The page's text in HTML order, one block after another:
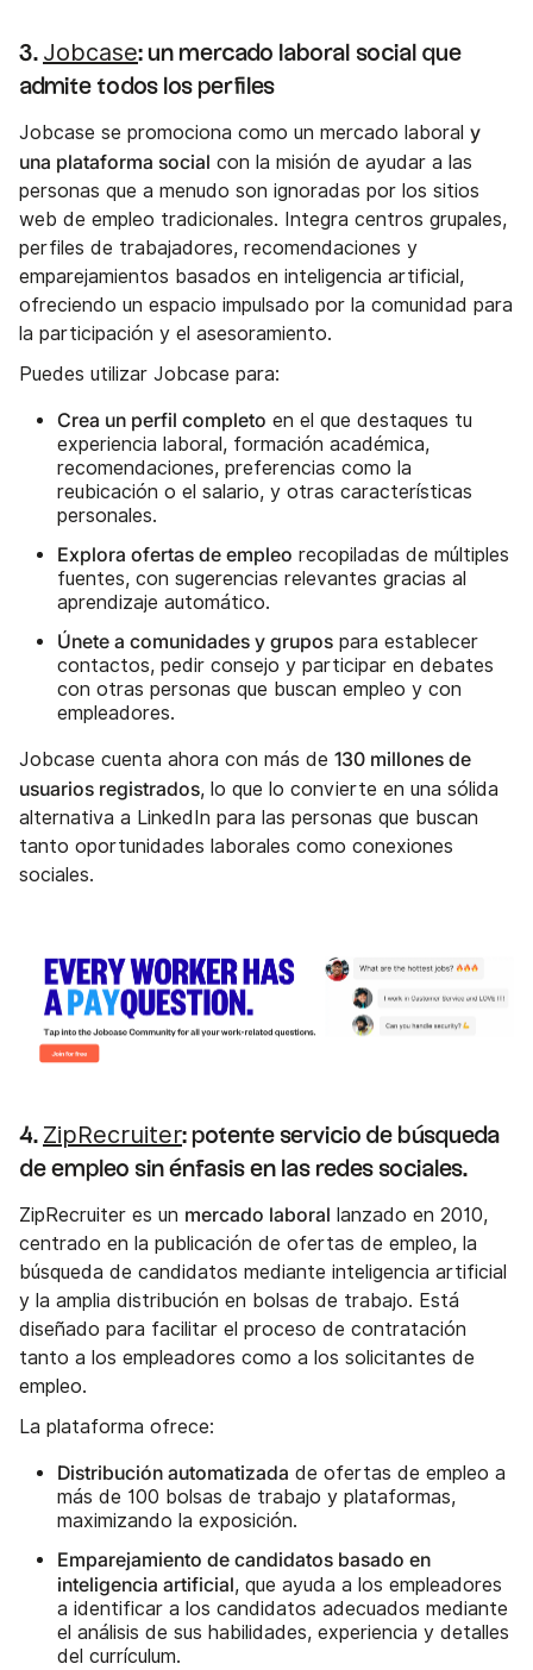
3. Jobcase: un mercado laboral social que
admite todos los perfiles
Jobcase se promociona como un mercado laboral y
una plataforma social con la misión de ayudar a las
personas que a menudo son ignoradas por los sitios
web de empleo tradicionales. Integra centros grupales,
perfiles de trabajadores, recomendaciones y
emparejamientos basados en inteligencia artificial,
ofreciendo un espacio impulsado por la comunidad para
la participación y el asesoramiento.
Puedes utilizar Jobcase para:
Crea un perfil completo en el que destaques tu
experiencia laboral, formación académica,
recomendaciones, preferencias como la
reubicación o el salario, y otras características
personales.
Explora ofertas de empleo recopiladas de múltiples
fuentes, con sugerencias relevantes gracias al
aprendizaje automático.
Únete a comunidades y grupos para establecer
contactos, pedir consejo y participar en debates
con otras personas que buscan empleo y con
empleadores.
Jobcase cuenta ahora con más de 130 millones de
usuarios registrados, lo que lo convierte en una sólida
alternativa a LinkedIn para las personas que buscan
tanto oportunidades laborales como conexiones
sociales.
4. ZipRecruiter: potente servicio de búsqueda
de empleo sin énfasis en las redes sociales.
ZipRecruiter es un mercado laboral lanzado en 2010,
centrado en la publicación de ofertas de empleo, la
búsqueda de candidatos mediante inteligencia artificial
y la amplia distribución en bolsas de trabajo. Está
diseñado para facilitar el proceso de contratación
tanto a los empleadores como a los solicitantes de
empleo.
La plataforma ofrece:
Distribución automatizada de ofertas de empleo a
más de 100 bolsas de trabajo y plataformas,
maximizando la exposición.
Emparejamiento de candidatos basado en
inteligencia artificial, que ayuda a los empleadores
a identificar a los candidatos adecuados mediante
el análisis de sus habilidades, experiencia y detalles
del currículum.